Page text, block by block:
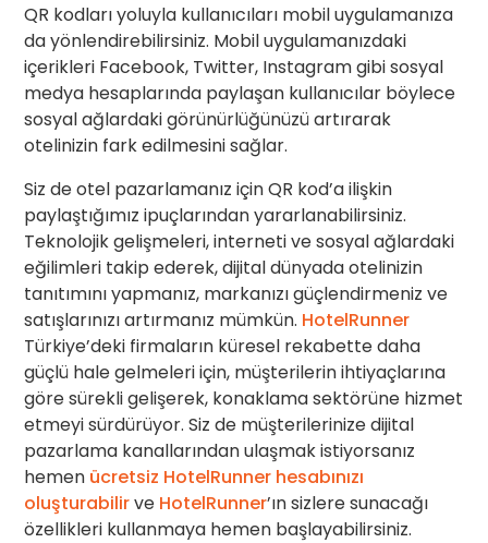
QR kodları yoluyla kullanıcıları mobil uygulamanıza
da yönlendirebilirsiniz. Mobil uygulamanızdaki
içerikleri Facebook, Twitter, Instagram gibi sosyal
medya hesaplarında paylaşan kullanıcılar böylece
sosyal ağlardaki görünürlüğünüzü artırarak
otelinizin fark edilmesini sağlar.
Siz de otel pazarlamanız için QR kod’a ilişkin
paylaştığımız ipuçlarından yararlanabilirsiniz.
Teknolojik gelişmeleri, interneti ve sosyal ağlardaki
eğilimleri takip ederek, dijital dünyada otelinizin
tanıtımını yapmanız, markanızı güçlendirmeniz ve
satışlarınızı artırmanız mümkün. HotelRunner
Türkiye’deki firmaların küresel rekabette daha
güçlü hale gelmeleri için, müşterilerin ihtiyaçlarına
göre sürekli gelişerek, konaklama sektörüne hizmet
etmeyi sürdürüyor. Siz de müşterilerinize dijital
pazarlama kanallarından ulaşmak istiyorsanız
hemen ücretsiz HotelRunner hesabınızı
oluşturabilirve HotelRunner’ın sizlere sunacağı
özellikleri kullanmaya hemen başlayabilirsiniz.